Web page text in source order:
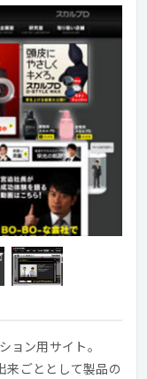
ョン用サイト。
来ごととして製品の